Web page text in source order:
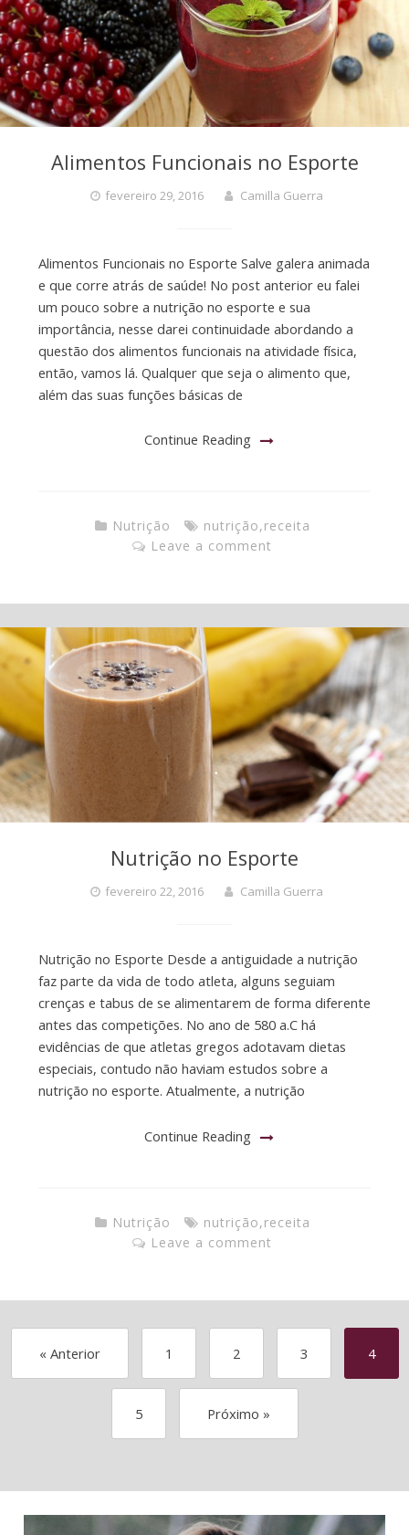
Alimentos Funcionais no Esporte
fevereiro 29, 2016 Camilla Guerra
Alimentos Funcionais no Esporte Salve galera animada
e que corre atrás de saúde! No post anterior eu falei
um pouco sobre a nutrição no esporte e sua
importância, nesse darei continuidade abordando a
questão dos alimentos funcionais na atividade física,
então, vamos lá. Qualquer que seja o alimento que,
além das suas funções básicas de
Continue Reading
Nutrição nutrição,receita
Leave a comment
Nutrição no Esporte
fevereiro 22, 2016 Camilla Guerra
Nutrição no Esporte Desde a antiguidade a nutrição
faz parte da vida de todo atleta, alguns seguiam
crenças e tabus de se alimentarem de forma diferente
antes das competições. No ano de 580 a.C há
evidências de que atletas gregos adotavam dietas
especiais, contudo não haviam estudos sobre a
nutrição no esporte. Atualmente, a nutrição
Continue Reading
Nutrição nutrição,receita
Leave a comment
« Anterior 1 2 3 4
5 Próximo »